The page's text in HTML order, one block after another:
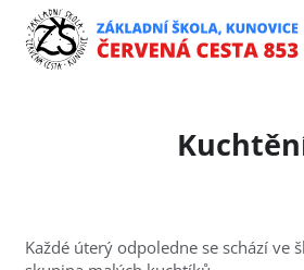
Každé úterý odpoledne se schází ve